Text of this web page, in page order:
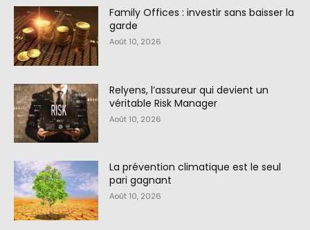
Family Offices : investir sans baisser la
garde
Août 10, 2026
Relyens, l’assureur qui devient un
véritable Risk Manager
Août 10, 2026
La prévention climatique est le seul
pari gagnant
Août 10, 2026